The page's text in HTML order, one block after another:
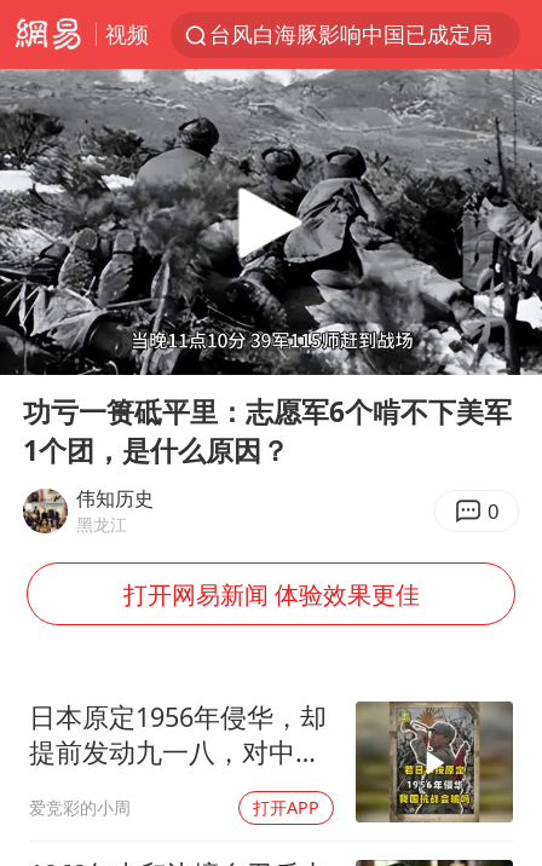
视频
台风白海豚影响中国已成定局
昆明石林火把节
胡塞武装袭扰红海航运行动升级
我国编制完成新版全月地质图
台风白海豚即将进入48小时警戒线
官方回应献血屋不让市民入内躲雨
郑国霖回应去景区上班被保安拦下
80后女柜员逆袭成4200亿银行副行长
感觉全东北都在等7号
多地要求领导干部带头休假
中央气象台发布台风黄色预警
中方回应日本广岛核爆81周年
奋进开新局 实干挑大梁
Play
00:00 10:48
功亏一篑砥平里：志愿军6个啃不下美军
1个团，是什么原因？
伟知历史
黑龙江 0
打开网易新闻 体验效果更佳
日本原定1956年侵华，却
提前发动九一八，对中国
爱竞彩的小周 打开APP